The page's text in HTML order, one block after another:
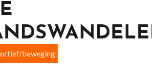
beweging